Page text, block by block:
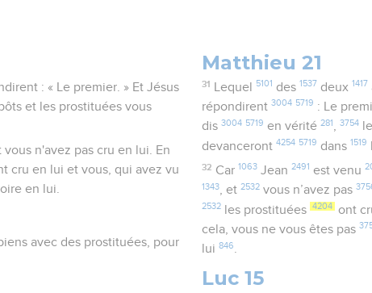
: « Le premier. » Et Jésus
et les prostituées vous
n'avez pas cru en lui. En
cru en lui et vous, qui avez vu
en lui.
avec des prostituées, pour
Matthieu 21
31 Lequel 5101 des 1537 deux 1417
répondirent3004 5719 : Le
dis3004 5719 en vérité281 ,3754
devanceront4254 5719 dans 1519
32 Car 1063Jean 2491 est venu
1343, et2532 vous n’avez pas
2532 les prostituées 4204 ont
cela, vous ne vous êtes pas
lui846.
Luc 15